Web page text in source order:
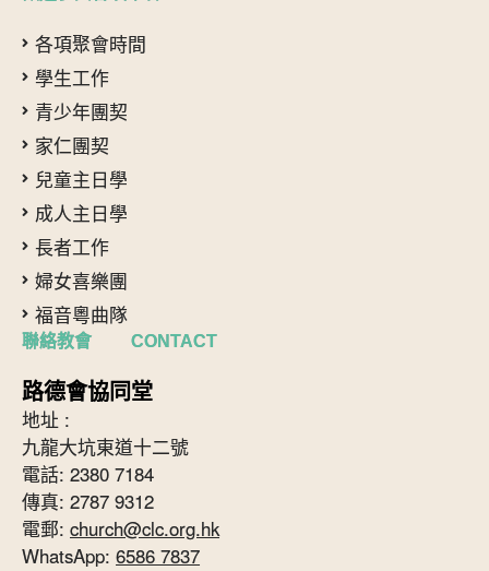
各項聚會時間
學生工作
青少年團契
家仁團契
兒童主日學
成人主日學
長者工作
婦女喜樂團
福音粵曲隊
聯絡教會 CONTACT
路德會協同堂
地址 :
九龍大坑東道十二號
電話: 2380 7184
傳真: 2787 9312
電郵: church@clc.org.hk
WhatsApp: 6586 7837